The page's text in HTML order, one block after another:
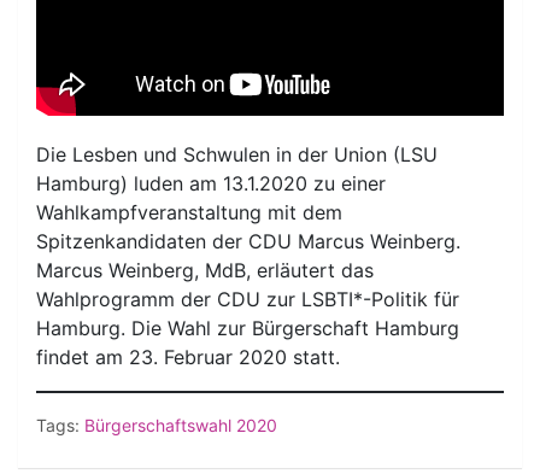
Die Lesben und Schwulen in der Union (LSU
Hamburg) luden am 13.1.2020 zu einer
Wahlkampfveranstaltung mit dem
Spitzenkandidaten der CDU Marcus Weinberg.
Marcus Weinberg, MdB, erläutert das
Wahlprogramm der CDU zur LSBTI*-Politik für
Hamburg. Die Wahl zur Bürgerschaft Hamburg
findet am 23. Februar 2020 statt.
Tags: Bürgerschaftswahl 2020